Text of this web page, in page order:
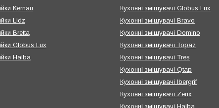
Kernau
Lidz
Bretta
Globus Lux
Haiba
Кухонні змішувачі Globus Lux
Кухонні змішувачі Bravo
Кухонні змішувачі Domino
Кухонні змішувачі Topaz
Кухонні змішувачі Tres
Кухонні змішувачі Qtap
Кухонні змішувачі Ibergrif
Кухонні змішувачі Zerix
Кухонні змішувачі Haiba